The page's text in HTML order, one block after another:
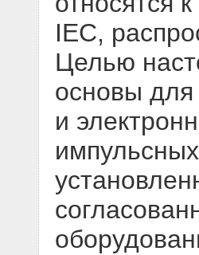
IEC,
Целью
основы для
и